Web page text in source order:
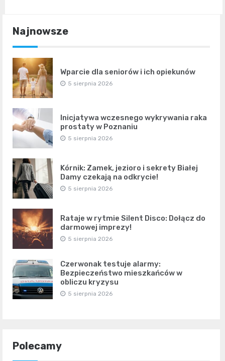
Najnowsze
Wparcie dla seniorów i ich opiekunów
5 sierpnia 2026
Inicjatywa wczesnego wykrywania raka
prostaty w Poznaniu
5 sierpnia 2026
Kórnik: Zamek, jezioro i sekrety Białej
Damy czekają na odkrycie!
5 sierpnia 2026
Rataje w rytmie Silent Disco: Dołącz do
darmowej imprezy!
5 sierpnia 2026
Czerwonak testuje alarmy:
Bezpieczeństwo mieszkańców w
obliczu kryzysu
5 sierpnia 2026
Polecamy